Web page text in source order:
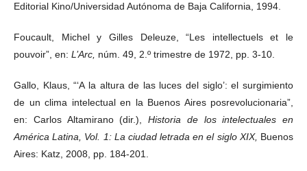
Editorial Kino/Universidad Autónoma de Baja California, 1994.
Foucault, Michel y Gilles Deleuze, “Les intellectuels et le
pouvoir”, en: L’Arc, núm. 49, 2.º trimestre de 1972, pp. 3-10.
Gallo, Klaus, “‘A la altura de las luces del siglo’: el surgimiento
de un clima intelectual en la Buenos Aires posrevolucionaria”,
en: Carlos Altamirano (dir.), Historia de los intelectuales en
América Latina, Vol. 1: La ciudad letrada en el siglo XIX, Buenos
Aires: Katz, 2008, pp. 184-201.